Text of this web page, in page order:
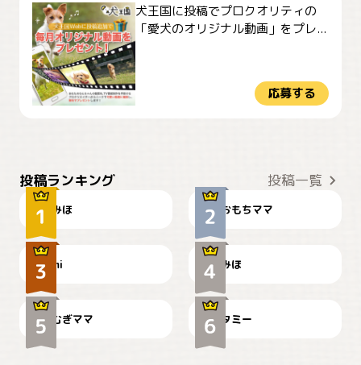
犬王国に投稿でプロクオリティの
「愛犬のオリジナル動画」をプレ...
応募する
投稿ランキング 投稿一覧
みほ おもちママ
可愛い？
mi
見てるぞぉ
みほ
🌻とむぎ！
むぎママ
ドーベルマンのお友達邸に
て
タミー